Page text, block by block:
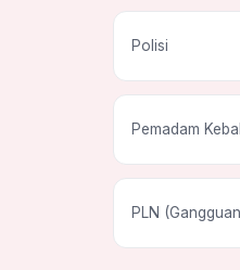
Polisi
Pemadam
PLN